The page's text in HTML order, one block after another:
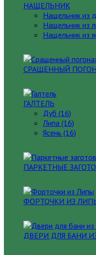
НАЩЕЛЬНИК
Нащельник из
Нащельник из
Нащельник из
СРАЩЕННЫЙ
ГАЛТЕЛЬ
Дуб (16)
Липа (16)
Ясень (16)
ПАРКЕТНЫЕ
ФОРТОЧКИ ИЗ
ДВЕРИ ДЛЯ БАНИ